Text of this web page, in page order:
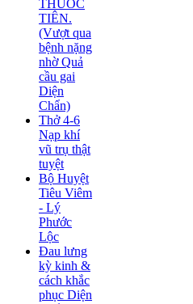
THUỐC
TIÊN.
(Vượt qua
bệnh nặng
nhờ Quả
cầu gai
Diện
Chẩn)
Thở 4-6
Nạp khí
vũ trụ thật
tuyệt
Bộ Huyệt
Tiêu Viêm
- Lý
Phước
Lộc
Đau lưng
kỳ kinh &
cách khắc
phục Diện